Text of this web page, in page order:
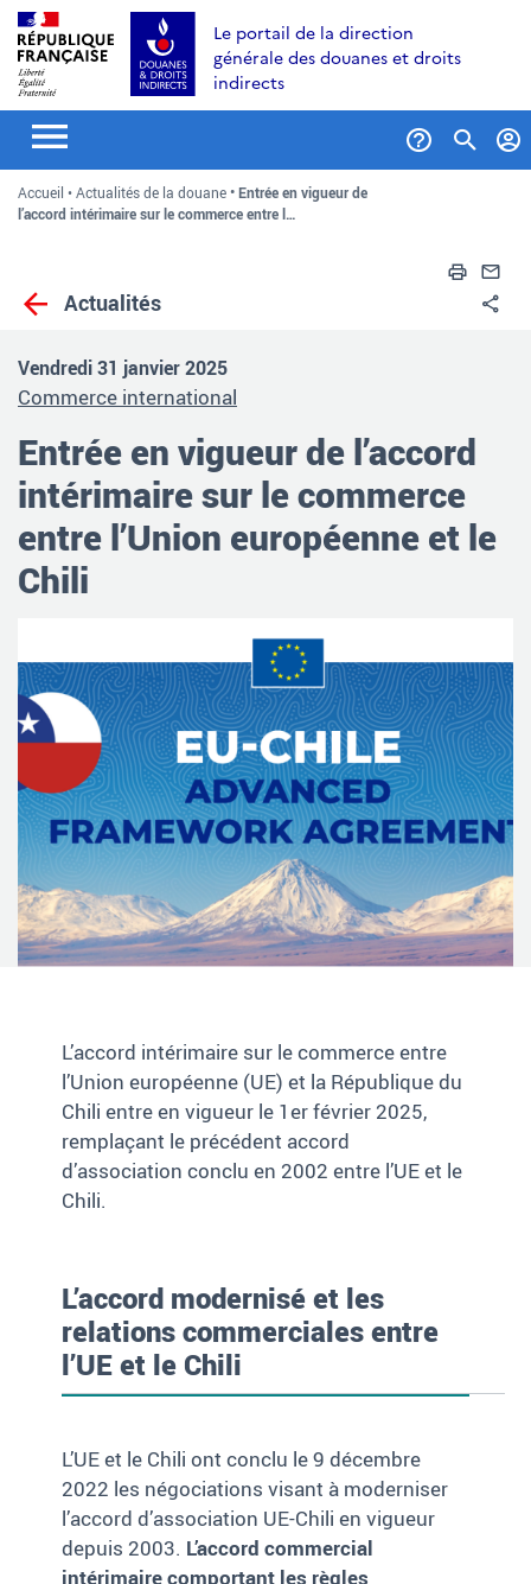
Aller
au
contenu
Aller
recherche
Aller
au
menu
Le portail de la direction
générale des douanes et droits
indirects
Accueil Actualités de la douane
Entrée en vigueur de
l’accord intérimaire sur le commerce entre l…
Actualités
Vendredi 31 janvier 2025
Commerce international
Entrée en vigueur de l’accord
intérimaire sur le commerce
entre l’Union européenne et le
Chili
L’accord intérimaire sur le commerceentre
l’Union européenne (UE)et la République du
Chilientre en vigueur le 1erfévrier 2025,
remplaçant le précédent accord
d’association conclu en 2002 entre l’UE et le
Chili.
L’accord modernisé et les
relations commerciales entre
l’UE et le Chili
L’UE et le Chili ont conclu le 9 décembre
2022 les négociations visant à moderniser
l’accord d’association UE-Chili en vigueur
depuis 2003. L’accord commercial
intérimaire comportant les règles